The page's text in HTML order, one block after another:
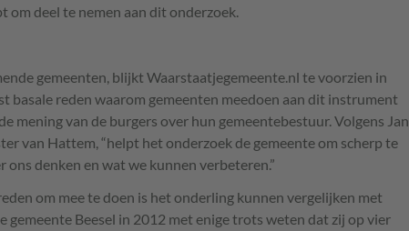
om deel te nemen aan dit onderzoek.
gemeenten, blijkt Waarstaatjegemeente.nl te voorzien in
basale reden waarom gemeenten meedoen aan dit instrument
mening van de burgers over hun gemeentebestuur. Volgens Jan
van Hattem, “helpt het onderzoek de gemeente om scherp te
denken en wat we kunnen verbeteren.”
om mee te doen is het onderling kunnen vergelijken met
gemeente Beesel in 2012 met enige trots weten dat zij op vier